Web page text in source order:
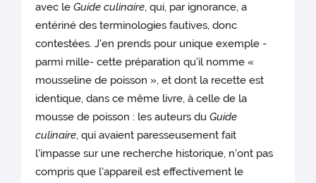
avec leGuide culinaire, qui, par ignorance, a
entériné des terminologies fautives, donc
contestées. J'en prends pour unique exemple -
parmi mille- cette préparation qu'il nomme «
mousseline de poisson », et dont la recette est
identique, dans ce même livre, à celle de la
mousse de poisson : les auteurs duGuide
culinaire, qui avaient paresseusement fait
l'impasse sur une recherche historique, n'ont pas
compris que l'appareil est effectivement le